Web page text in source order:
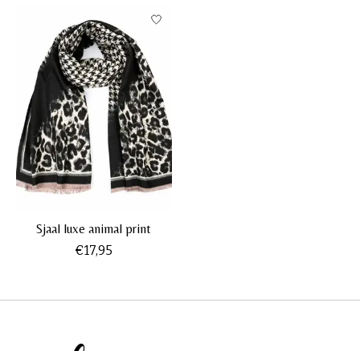
Sjaal luxe animal print
€17,95